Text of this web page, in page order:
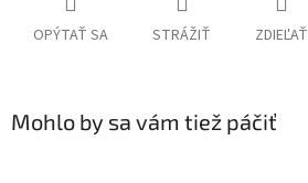
OPÝTAŤ SA STRÁŽIŤ ZDIEĽAŤ
Mohlo by sa vám tiež páčiť